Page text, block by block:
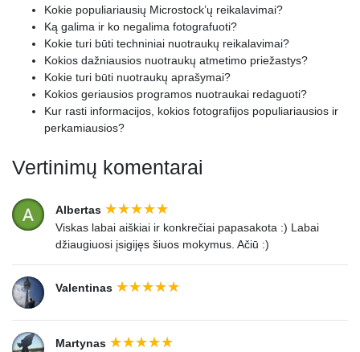
Kokie populiariausių Microstock’ų reikalavimai?
Ką galima ir ko negalima fotografuoti?
Kokie turi būti techniniai nuotraukų reikalavimai?
Kokios dažniausios nuotraukų atmetimo priežastys?
Kokie turi būti nuotraukų aprašymai?
Kokios geriausios programos nuotraukai redaguoti?
Kur rasti informacijos, kokios fotografijos populiariausios ir
perkamiausios?
Vertinimų komentarai
Albertas
Viskas labai aiškiai ir konkrečiai papasakota :) Labai
džiaugiuosi įsigijęs šiuos mokymus. Ačiū :)
Valentinas
Martynas